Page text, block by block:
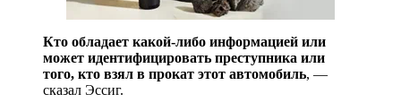
Кто обладает какой-либо информацией или
может идентифицировать преступника или
того, кто взял в прокат этот автомобиль, —
сказал Эссиг.